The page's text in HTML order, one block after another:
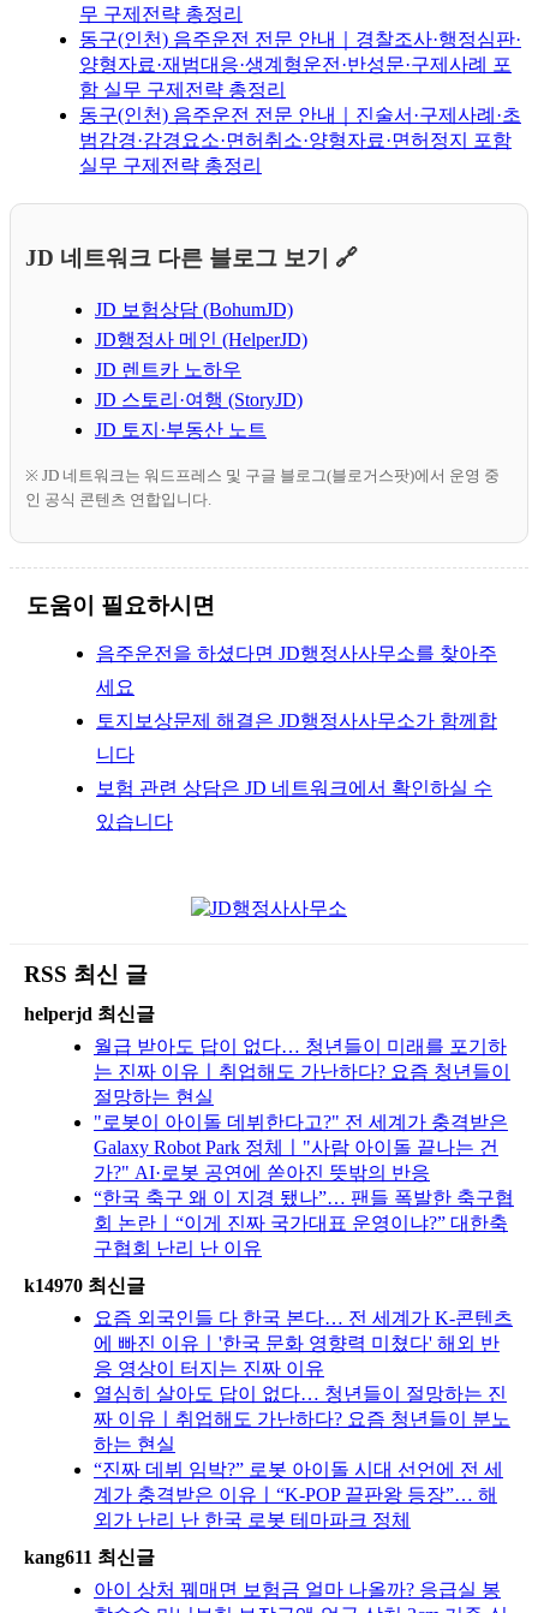
무 구제전략 총정리
동구(인천) 음주운전 전문 안내｜경찰조사·행정심판·
양형자료·재범대응·생계형운전·반성문·구제사례 포
함 실무 구제전략 총정리
동구(인천) 음주운전 전문 안내｜진술서·구제사례·초
범감경·감경요소·면허취소·양형자료·면허정지 포함
실무 구제전략 총정리
JD 네트워크 다른 블로그 보기 🔗
JD 보험상담 (BohumJD)
JD행정사 메인 (HelperJD)
JD 렌트카 노하우
JD 스토리·여행 (StoryJD)
JD 토지·부동산 노트
※ JD 네트워크는 워드프레스 및 구글 블로그(블로거스팟)에서 운영 중
인 공식 콘텐츠 연합입니다.
도움이 필요하시면
음주운전을 하셨다면 JD행정사사무소를 찾아주
세요
토지보상문제 해결은 JD행정사사무소가 함께합
니다
보험 관련 상담은 JD 네트워크에서 확인하실 수
있습니다
RSS 최신 글
helperjd 최신글
월급 받아도 답이 없다… 청년들이 미래를 포기하
는 진짜 이유ㅣ취업해도 가난하다? 요즘 청년들이
절망하는 현실
"로봇이 아이돌 데뷔한다고?" 전 세계가 충격받은
Galaxy Robot Park 정체ㅣ"사람 아이돌 끝나는 건
가?" AI·로봇 공연에 쏟아진 뜻밖의 반응
“한국 축구 왜 이 지경 됐나”… 팬들 폭발한 축구협
회 논란ㅣ“이게 진짜 국가대표 운영이냐?” 대한축
구협회 난리 난 이유
k14970 최신글
요즘 외국인들 다 한국 본다… 전 세계가 K-콘텐츠
에 빠진 이유ㅣ'한국 문화 영향력 미쳤다' 해외 반
응 영상이 터지는 진짜 이유
열심히 살아도 답이 없다… 청년들이 절망하는 진
짜 이유ㅣ취업해도 가난하다? 요즘 청년들이 분노
하는 현실
“진짜 데뷔 임박?” 로봇 아이돌 시대 선언에 전 세
계가 충격받은 이유ㅣ“K-POP 끝판왕 등장”… 해
외가 난리 난 한국 로봇 테마파크 정체
kang611 최신글
아이 상처 꿰매면 보험금 얼마 나올까? 응급실 봉